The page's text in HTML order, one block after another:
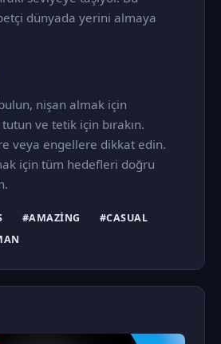
dünyada yerini almaya
nişan almak için
tutun ve tetik için bırakın.
veya engellere dikkat edin.
için tüm hedefleri doğru
#AMAZING
#CASUAL